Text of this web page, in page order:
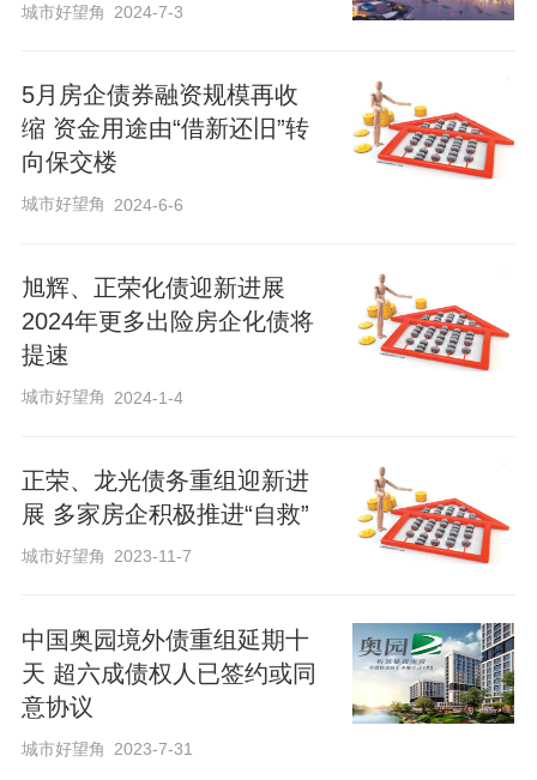
城市好望角 2024-7-3
5月房企债券融资规模再收
缩 资金用途由“借新还旧”转
向保交楼
城市好望角 2024-6-6
旭辉、正荣化债迎新进展
2024年更多出险房企化债将
提速
城市好望角 2024-1-4
正荣、龙光债务重组迎新进
展 多家房企积极推进“自救”
城市好望角 2023-11-7
中国奥园境外债重组延期十
天 超六成债权人已签约或同
意协议
城市好望角 2023-7-31